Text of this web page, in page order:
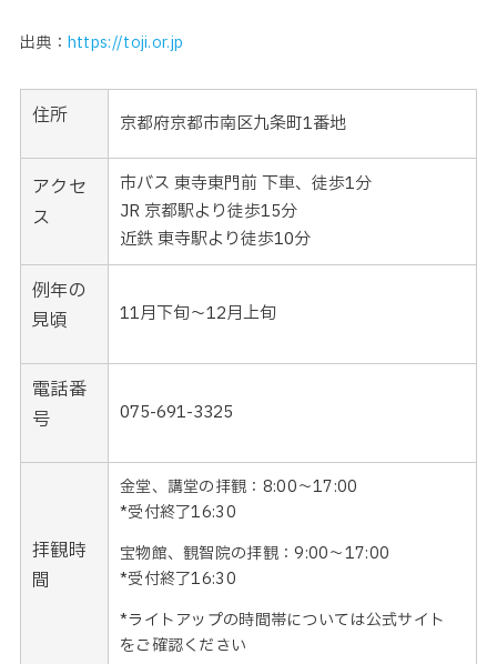
出典： https://toji.or.jp
住所 京都府京都市南区九条町1番地
アクセ
ス
市バス 東寺東門前 下車、徒歩1分
JR 京都駅より徒歩15分
近鉄 東寺駅より徒歩10分
例年の
見頃
11月下旬～12月上旬
電話番
号
075-691-3325
拝観時
間
金堂、講堂の拝観：8:00〜17:00
*受付終了16:30
宝物館、観智院の拝観：9:00〜17:00
*受付終了16:30
*ライトアップの時間帯については公式サイト
をご確認ください